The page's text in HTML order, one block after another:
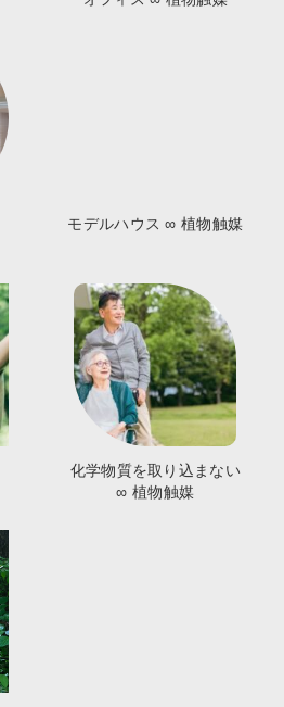
モデルハウス ∞ 植物触媒
化学物質を取り込まない
∞ 植物触媒